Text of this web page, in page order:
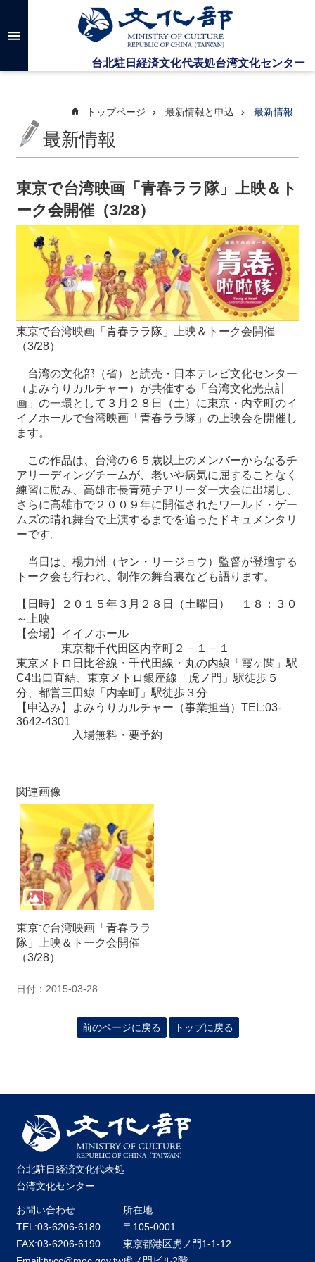
メインのコンテンツブロックにジャンプします
高
検
台
文
化
セ
ン
と
申
込
過
去
行
事
湾
の
リ
ン
ク
サ
イ
ト
マ
ッ
プ
トップページ 最新情報と申込 最新情報
最新情報
東京で台湾映画「青春ララ隊」上映＆ト
ーク会開催（3/28）
東京で台湾映画「青春ララ隊」上映＆トーク会開催
（3/28）
台湾の文化部（省）と読売・日本テレビ文化センター
（よみうりカルチャー）が共催する「台湾文化光点計
画」の一環として３月２８日（土）に東京・内幸町のイ
イノホールで台湾映画「青春ララ隊」の上映会を開催し
ます。
この作品は、台湾の６５歳以上のメンバーからなるチ
アリーディングチームが、老いや病気に屈することなく
練習に励み、高雄市長青苑チアリーダー大会に出場し、
さらに高雄市で２００９年に開催されたワールド・ゲー
ムズの晴れ舞台で上演するまでを追ったドキュメンタリ
ーです。
当日は、楊力州（ヤン・リージョウ）監督が登壇する
トーク会も行われ、制作の舞台裏なども語ります。
【日時】２０１５年３月２８日（土曜日） １８：３０
～上映
【会場】イイノホール
東京都千代田区内幸町２－１－１
東京メトロ日比谷線・千代田線・丸の内線「霞ヶ関」駅
C4出口直結、東京メトロ銀座線「虎ノ門」駅徒歩５
分、都営三田線「内幸町」駅徒歩３分
【申込み】よみうりカルチャー（事業担当）TEL:03-
3642-4301
入場無料・要予約
関連画像
東京で台湾映画「青春ララ
隊」上映＆トーク会開催
（3/28）
日付：2015-03-28
前のページに戻る トップに戻る
台北駐日経済文化代表処
台湾文化センター
お問い合わせ
TEL:03-6206-6180
FAX:03-6206-6190
所在地
〒105-0001
東京都港区虎ノ門1-1-12